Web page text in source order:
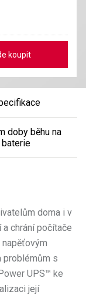
koupit
doby běhu na
baterie
doma i v
chrání počítače
problémům s
UPS™ ke
její